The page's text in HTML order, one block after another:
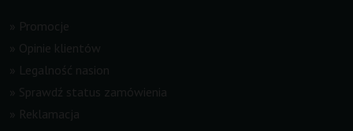
Promocje
Opinie klientów
Legalność nasion
Sprawdź status zamówienia
Reklamacja